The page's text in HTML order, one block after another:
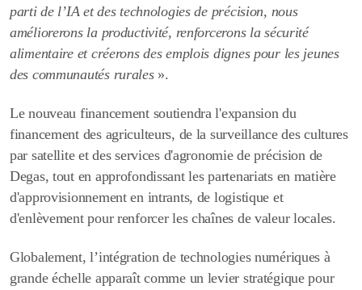
parti de l’IA et des technologies de précision, nous
améliorerons la productivité, renforcerons la sécurité
alimentaire et créerons des emplois dignes pour les jeunes
des communautés rurales».
Le nouveau financement soutiendra l'expansion du
financement des agriculteurs, de la surveillance des cultures
par satellite et des services d'agronomie de précision de
Degas, tout en approfondissant les partenariats en matière
d'approvisionnement en intrants, de logistique et
d'enlèvement pour renforcer les chaînes de valeur locales.
Globalement, l’intégration de technologies numériques à
grande échelle apparaît comme un levier stratégique pour